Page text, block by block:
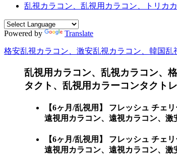
乱視カラコン、乱視用カラコン、トリカ
Powered by Translate
格安乱視カラコン、激安乱視カラコン、韓国
乱視用カラコン、乱視カラコン、
タクト、乱視用カラーコンタクト
【6ヶ月/乱視用】 フレッシュ チェ
遠視用カラコン、遠視カラコン、激
【6ヶ月/乱視用】 フレッシュ チェ
遠視用カラコン、遠視カラコン、